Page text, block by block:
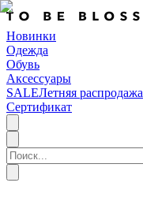
Новинки
Одежда
Обувь
Аксессуары
SALEЛетняя распродажа
Сертификат